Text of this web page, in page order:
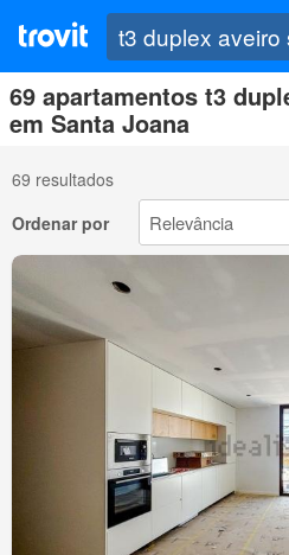
69 apartamentos t3
em Santa Joana
69 resultados
Ordenar por